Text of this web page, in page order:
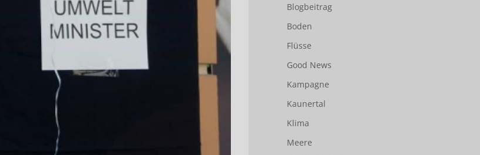
Blogbeitrag
Boden
Flüsse
Good News
Kampagne
Kaunertal
Klima
Meere